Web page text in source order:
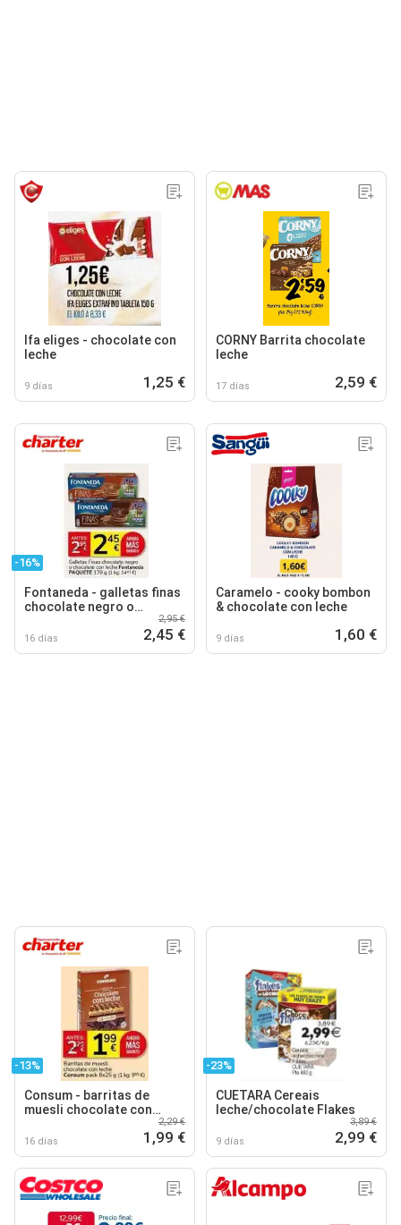
Ifa eliges - chocolate con
leche
9 días 1,25 €
CORNY Barrita chocolate
leche
17 días 2,59 €
-16%
Fontaneda - galletas finas
chocolate negro o
16 días
2,95 €
2,45 €
Caramelo - cooky bombon
& chocolate con leche
9 días 1,60 €
-13%
Consum - barritas de
muesli chocolate con
16 días
2,29 €
1,99 €
-23%
CUETARA Cereais
leche/chocolate Flakes
9 días
3,89 €
2,99 €